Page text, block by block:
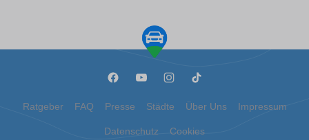
Ratgeber FAQ Presse Städte Über Uns Impressum
Datenschutz Cookies